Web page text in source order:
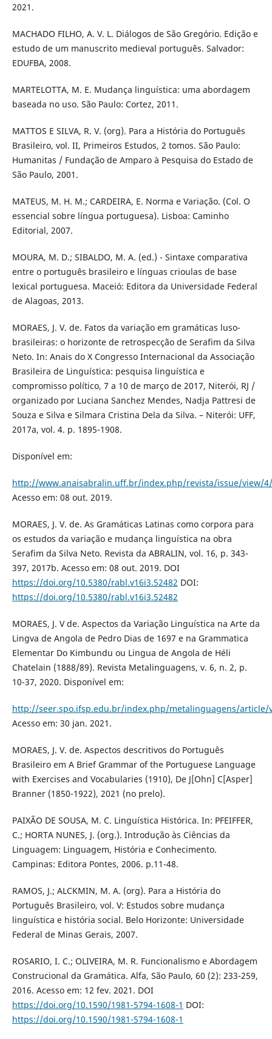
2021.
MACHADO FILHO, A. V. L. Diálogos de São Gregório. Edição e
estudo de um manuscrito medieval português. Salvador:
EDUFBA, 2008.
MARTELOTTA, M. E. Mudança linguística: uma abordagem
baseada no uso. São Paulo: Cortez, 2011.
MATTOS E SILVA, R. V. (org). Para a História do Português
Brasileiro, vol. II, Primeiros Estudos, 2 tomos. São Paulo:
Humanitas / Fundação de Amparo à Pesquisa do Estado de
São Paulo, 2001.
MATEUS, M. H. M.; CARDEIRA, E. Norma e Variação. (Col. O
essencial sobre língua portuguesa). Lisboa: Caminho
Editorial, 2007.
MOURA, M. D.; SIBALDO, M. A. (ed.) - Sintaxe comparativa
entre o português brasileiro e línguas crioulas de base
lexical portuguesa. Maceió: Editora da Universidade Federal
de Alagoas, 2013.
MORAES, J. V. de. Fatos da variação em gramáticas luso-
brasileiras: o horizonte de retrospecção de Serafim da Silva
Neto. In: Anais do X Congresso Internacional da Associação
Brasileira de Linguística: pesquisa linguística e
compromisso político, 7 a 10 de março de 2017, Niterói, RJ /
organizado por Luciana Sanchez Mendes, Nadja Pattresi de
Souza e Silva e Silmara Cristina Dela da Silva. – Niterói: UFF,
2017a, vol. 4. p. 1895-1908.
Disponível em:
http://www.anaisabralin.uff.br/index.php/revista/issue/view/4/
Acesso em: 08 out. 2019.
MORAES, J. V. de. As Gramáticas Latinas como corpora para
os estudos da variação e mudança linguística na obra
Serafim da Silva Neto. Revista da ABRALIN, vol. 16, p. 343-
397, 2017b. Acesso em: 08 out. 2019. DOI
https://doi.org/10.5380/rabl.v16i3.52482 DOI:
https://doi.org/10.5380/rabl.v16i3.52482
MORAES, J. V de. Aspectos da Variação Linguística na Arte da
Lingva de Angola de Pedro Dias de 1697 e na Grammatica
Elementar Do Kimbundu ou Lingua de Angola de Héli
Chatelain (1888/89). Revista Metalinguagens, v. 6, n. 2, p.
10-37, 2020. Disponível em:
http://seer.spo.ifsp.edu.br/index.php/metalinguagens/article/
Acesso em: 30 jan. 2021.
MORAES, J. V. de. Aspectos descritivos do Português
Brasileiro em A Brief Grammar of the Portuguese Language
with Exercises and Vocabularies (1910), De J[Ohn] C[Asper]
Branner (1850-1922), 2021 (no prelo).
PAIXÃO DE SOUSA, M. C. Linguística Histórica. In: PFEIFFER,
C.; HORTA NUNES, J. (org.). Introdução às Ciências da
Linguagem: Linguagem, História e Conhecimento.
Campinas: Editora Pontes, 2006. p.11-48.
RAMOS, J.; ALCKMIN, M. A. (org). Para a História do
Português Brasileiro, vol. V: Estudos sobre mudança
linguística e história social. Belo Horizonte: Universidade
Federal de Minas Gerais, 2007.
ROSARIO, I. C.; OLIVEIRA, M. R. Funcionalismo e Abordagem
Construcional da Gramática. Alfa, São Paulo, 60 (2): 233-259,
2016. Acesso em: 12 fev. 2021. DOI
https://doi.org/10.1590/1981-5794-1608-1 DOI:
https://doi.org/10.1590/1981-5794-1608-1